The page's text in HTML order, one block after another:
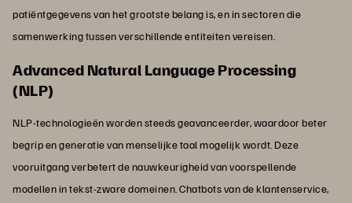
patiëntgegevens van het grootste belang is, en in sectoren die
samenwerking tussen verschillende entiteiten vereisen.
Advanced Natural Language Processing
(NLP)
NLP-technologieën worden steeds geavanceerder, waardoor beter
begrip en generatie van menselijke taal mogelijk wordt. Deze
vooruitgang verbetert de nauwkeurigheid van voorspellende
modellen in tekst-zware domeinen. Chatbots van de klantenservice,